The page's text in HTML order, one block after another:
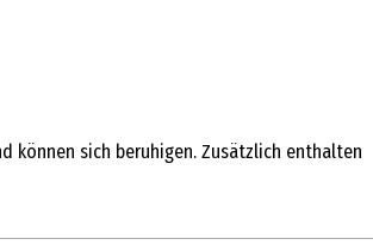
können sich beruhigen. Zusätzlich enthalten